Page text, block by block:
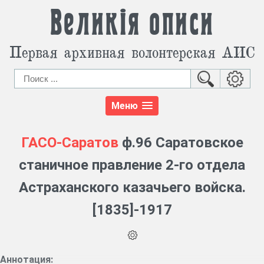
Великія описи
Первая архивная волонтерская АИС
Меню
ГАСО-Саратовф.96 Саратовское
станичное правление 2-го отдела
Астраханского казачьего войска.
[1835]-1917
Аннотация: